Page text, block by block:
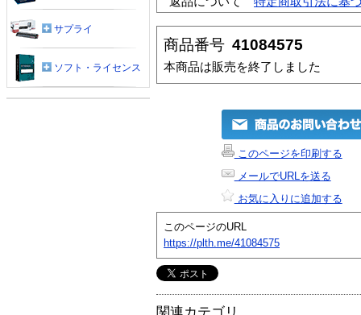
商品番号 41084575
本商品は販売を終了しました
このページを印刷する
メールでURLを送る
お気に入りに追加する
このページのURL
https://plth.me/41084575
サプライ
ソフト・ライセンス